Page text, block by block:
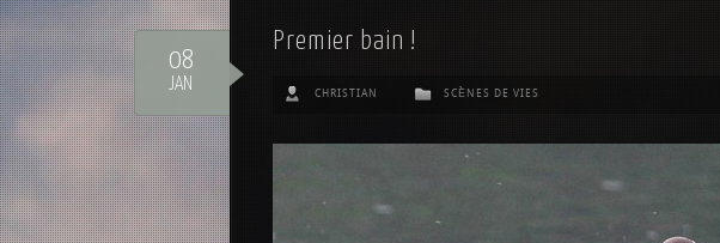
Premier bain !
08
JAN
CHRISTIAN SCÈNES DE VIES